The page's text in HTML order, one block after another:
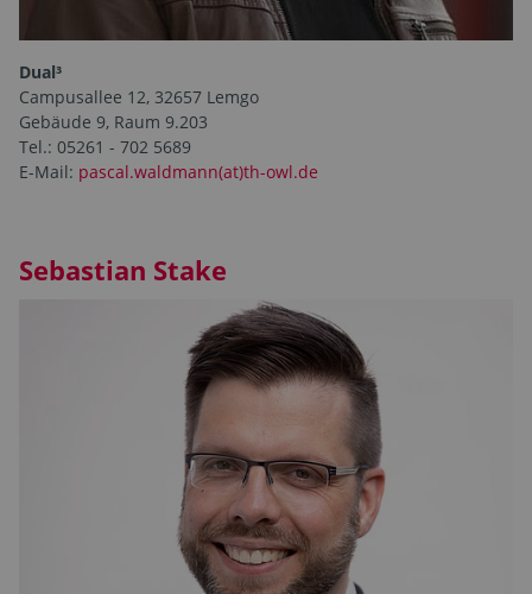
Dual³
Campusallee 12, 32657 Lemgo
Gebäude 9, Raum 9.203
Tel.: 05261 - 702 5689
E-Mail: pascal.waldmann(at)th-owl.de
Sebastian Stake